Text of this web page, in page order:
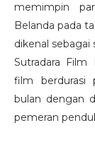
memimpin
Belanda pada
dikenal sebagai
Sutradara Film
film berdurasi
bulan dengan
pemeran